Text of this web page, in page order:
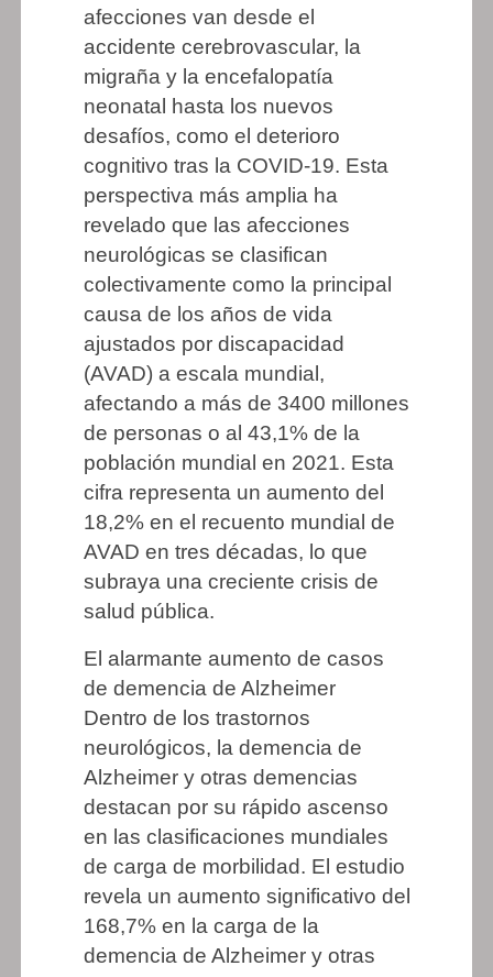
afecciones van desde el
accidente cerebrovascular, la
migraña y la encefalopatía
neonatal hasta los nuevos
desafíos, como el deterioro
cognitivo tras la COVID-19. Esta
perspectiva más amplia ha
revelado que las afecciones
neurológicas se clasifican
colectivamente como la principal
causa de los años de vida
ajustados por discapacidad
(AVAD) a escala mundial,
afectando a más de 3400 millones
de personas o al 43,1% de la
población mundial en 2021. Esta
cifra representa un aumento del
18,2% en el recuento mundial de
AVAD en tres décadas, lo que
subraya una creciente crisis de
salud pública.
El alarmante aumento de casos
de demencia de Alzheimer
Dentro de los trastornos
neurológicos, la demencia de
Alzheimer y otras demencias
destacan por su rápido ascenso
en las clasificaciones mundiales
de carga de morbilidad. El estudio
revela un aumento significativo del
168,7% en la carga de la
demencia de Alzheimer y otras